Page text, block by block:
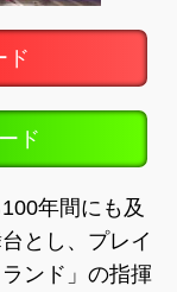
ド
ド
年間にも及
とし、プレイ
ンド」の指揮